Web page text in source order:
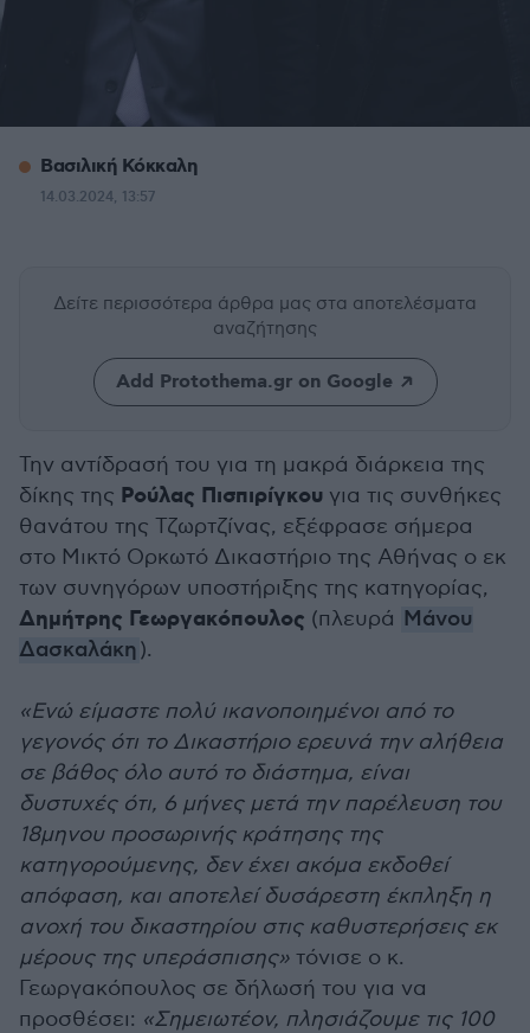
Βασιλική Κόκκαλη
14.03.2024, 13:57
Δείτε περισσότερα άρθρα μας στα αποτελέσματα
αναζήτησης
Add Protothema.gr on Google
Την αντίδρασή του για τη μακρά διάρκεια της
δίκης της Ρούλας Πισπιρίγκου για τις συνθήκες
θανάτου της Τζωρτζίνας, εξέφρασε σήμερα
στο Μικτό Ορκωτό Δικαστήριο της Αθήνας ο εκ
των συνηγόρων υποστήριξης της κατηγορίας,
Δημήτρης Γεωργακόπουλος (πλευρά Μάνου
Δασκαλάκη).
«Ενώ είμαστε πολύ ικανοποιημένοι από το
γεγονός ότι το Δικαστήριο ερευνά την αλήθεια
σε βάθος όλο αυτό το διάστημα, είναι
δυστυχές ότι, 6 μήνες μετά την παρέλευση του
18μηνου προσωρινής κράτησης της
κατηγορούμενης, δεν έχει ακόμα εκδοθεί
απόφαση, και αποτελεί δυσάρεστη έκπληξη η
ανοχή του δικαστηρίου στις καθυστερήσεις εκ
μέρους της υπεράσπισης» τόνισε ο κ.
Γεωργακόπουλος σε δήλωσή του για να
προσθέσει: «Σημειωτέον, πλησιάζουμε τις 100